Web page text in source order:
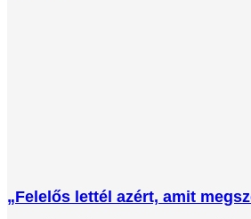
„Felelős lettél azért, amit